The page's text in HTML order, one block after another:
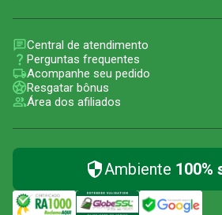
Central de atendimento
Perguntas frequentes
Acompanhe seu pedido
Resgatar bônus
Área dos afiliados
Ambiente 100%